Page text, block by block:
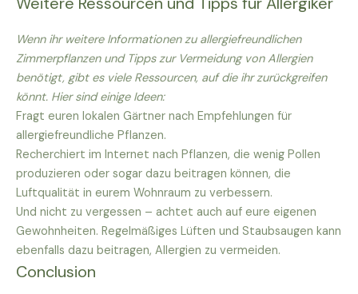
Wenn ihr weitere Informationen zu allergiefreundlichen
Zimmerpflanzen und Tipps zur Vermeidung von Allergien
benötigt, gibt es viele Ressourcen, auf die ihr zurückgreifen
könnt. Hier sind einige Ideen:
Fragt euren lokalen Gärtner nach Empfehlungen für
allergiefreundliche Pflanzen.
Recherchiert im Internet nach Pflanzen, die wenig Pollen
produzieren oder sogar dazu beitragen können, die
Luftqualität in eurem Wohnraum zu verbessern.
Und nicht zu vergessen – achtet auch auf eure eigenen
Gewohnheiten. Regelmäßiges Lüften und Staubsaugen kann
ebenfalls dazu beitragen, Allergien zu vermeiden.
Conclusion